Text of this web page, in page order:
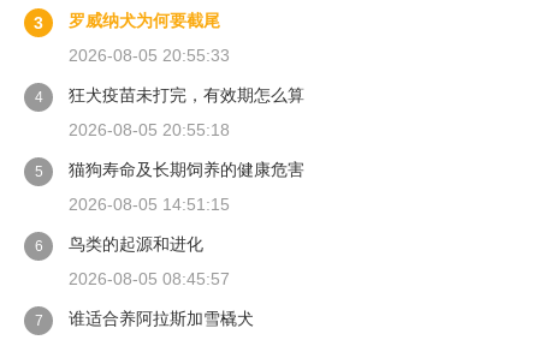
3
罗威纳犬为何要截尾
2026-08-05 20:55:33
4
狂犬疫苗未打完，有效期怎么算
2026-08-05 20:55:18
5
猫狗寿命及长期饲养的健康危害
2026-08-05 14:51:15
6
鸟类的起源和进化
2026-08-05 08:45:57
7 谁适合养阿拉斯加雪橇犬